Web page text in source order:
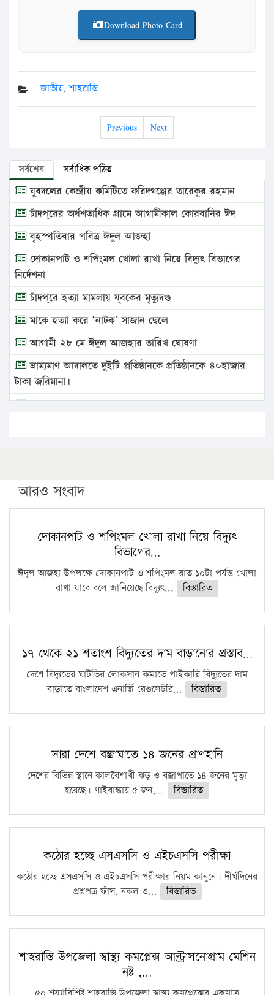
Download Photo Card
জাতীয়,শাহরাস্তি
Previous Next
সর্বশেষ সর্বাধিক পঠিত
যুবদলের কেন্দ্রীয় কমিটিতে ফরিদগঞ্জের তারেকুর রহমান
চাঁদপুরের অর্ধশতাধিক গ্রামে আগামীকাল কোরবানির ঈদ
বৃহস্পতিবার পবিত্র ঈদুল আজহা
দোকানপাট ও শপিংমল খোলা রাখা নিয়ে বিদ্যুৎ বিভাগের
নির্দেশনা
চাঁদপুরে হত্যা মামলায় যুবকের মৃত্যুদণ্ড
মাকে হত্যা করে ‘নাটক’ সাজান ছেলে
আগামী ২৮ মে ঈদুল আজহার তারিখ ঘোষণা
ভ্রাম্যমাণ আদালতে দুইটি প্রতিষ্ঠানকে প্রতিষ্ঠানকে ৪০হাজার
টাকা জরিমানা।
এবার লঞ্চের ভাড়া বাড়ল
পিএইচডি করছেন কুয়েটের কৃতি…
সারা দেশে বজ্রাঘাতে ১৪ জনের প্রাণহানি
কঠোর হচ্ছে এসএসসি ও এইচএসসি পরীক্ষা
ফরিদগঞ্জে আগুনে পুড়লো ৬ ব্যবসা প্রতিষ্ঠান
আরও সংবাদ
দোকানপাট ও শপিংমল খোলা রাখা নিয়ে বিদ্যুৎ
বিভাগের…
ঈদুল আজহা উপলক্ষে দোকানপাট ও শপিংমল রাত ১০টা পর্যন্ত খোলা
রাখা যাবে বলে জানিয়েছে বিদ্যুৎ...
বিস্তারিত
১৭ থেকে ২১ শতাংশ বিদ্যুতের দাম বাড়ানোর প্রস্তাব…
দেশে বিদ্যুতের ঘাটতির লোকসান কমাতে পাইকারি বিদ্যুতের দাম
বাড়াতে বাংলাদেশ এনার্জি রেগুলেটরি...
বিস্তারিত
সারা দেশে বজ্রাঘাতে ১৪ জনের প্রাণহানি
দেশের বিভিন্ন স্থানে কালবৈশাখী ঝড় ও বজ্রাপাতে ১৪ জনের মৃত্যু
হয়েছে। গাইবান্ধায় ৫ জন,...
বিস্তারিত
কঠোর হচ্ছে এসএসসি ও এইচএসসি পরীক্ষা
কঠোর হচ্ছে এসএসসি ও এইচএসসি পরীক্ষার নিয়ম কানুনে। দীর্ঘদিনের
প্রশ্নপত্র ফাঁস, নকল ও...
বিস্তারিত
শাহরাস্তি উপজেলা স্বাস্থ্য কমপ্লেক্স আল্ট্রাসনোগ্রাম মেশিন
নষ্ট ,…